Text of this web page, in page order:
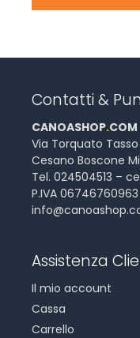
Contatti &
CANOASHOP.COM
Via Torquato
Cesano Boscone
Tel. 024504513 –
P.IVA 06746760963
Assistenza
Il mio account
Cassa
Carrello